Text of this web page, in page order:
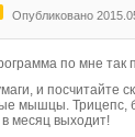
Опубликовано
по мне так
и посчитайте
мышцы. Трицепс,
месяц выходит!